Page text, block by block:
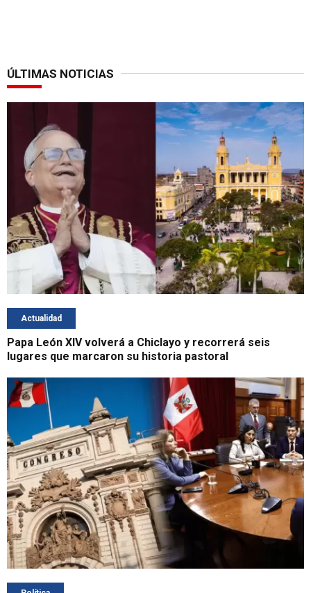
ÚLTIMAS NOTICIAS
Actualidad
Papa León XIV volverá a Chiclayo y recorrerá seis
lugares que marcaron su historia pastoral